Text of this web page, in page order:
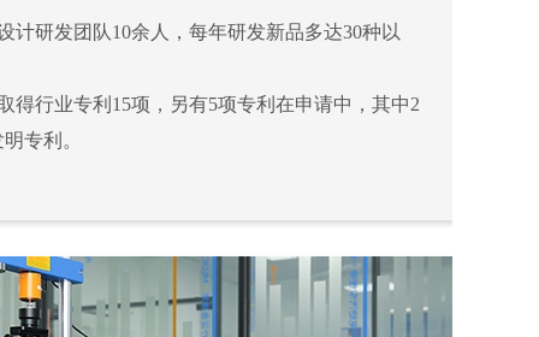
计研发团队10余人，每年研发新品多达30种以
得行业专利15项，另有5项专利在申请中，其中2
专利。